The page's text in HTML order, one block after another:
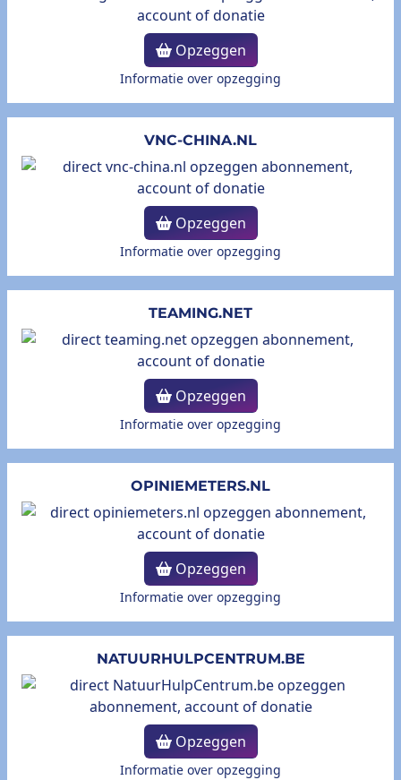
Opzeggen
Informatie over opzegging
VNC-CHINA.NL
Opzeggen
Informatie over opzegging
TEAMING.NET
Opzeggen
Informatie over opzegging
OPINIEMETERS.NL
Opzeggen
Informatie over opzegging
NATUURHULPCENTRUM.BE
Opzeggen
Informatie over opzegging